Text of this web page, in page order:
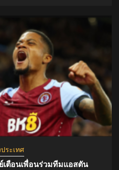
ระเทศ
เตือนเพื่อนร่วมทีมแอสตัน